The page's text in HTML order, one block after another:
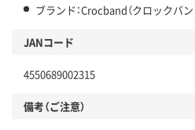
ブランド：Crocband（クロックバン
JANコード
4550689002315
備考（ご注意）